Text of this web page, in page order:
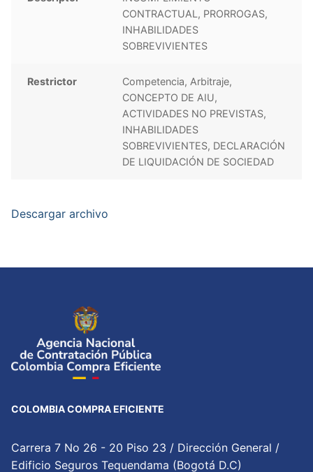
CONTRACTUAL, PRORROGAS,
INHABILIDADES
SOBREVIVIENTES
Restrictor
Competencia, Arbitraje,
CONCEPTO DE AIU,
ACTIVIDADES NO PREVISTAS,
INHABILIDADES
SOBREVIVIENTES, DECLARACIÓN
DE LIQUIDACIÓN DE SOCIEDAD
Descargar archivo
COLOMBIA COMPRA EFICIENTE
Carrera 7 No 26 - 20 Piso 23 / Dirección General /
Edificio Seguros Tequendama (Bogotá D.C)